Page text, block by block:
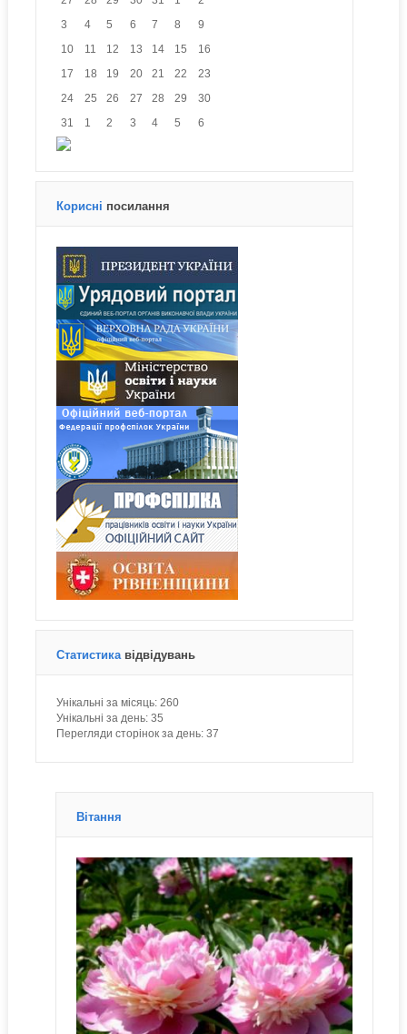
3 4 5 6 7 8 9
10 11 12 13 14 15 16
17 18 19 20 21 22 23
24 25 26 27 28 29 30
31 1 2 3 4 5 6
Корисні посилання
Статистика відвідувань
Унікальні за місяць: 260
Унікальні за день: 35
Перегляди сторінок за день: 37
Вітання